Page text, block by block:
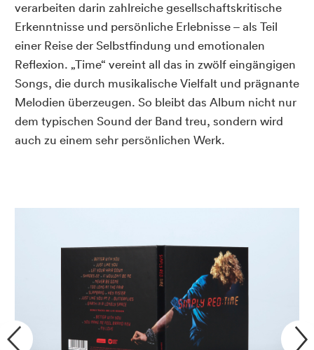
verarbeiten darin zahlreiche gesellschaftskritische
Erkenntnisse und persönliche Erlebnisse – als Teil
einer Reise der Selbstfindung und emotionalen
Reflexion. „Time“ vereint all das in zwölf eingängigen
Songs, die durch musikalische Vielfalt und prägnante
Melodien überzeugen. So bleibt das Album nicht nur
dem typischen Sound der Band treu, sondern wird
auch zu einem sehr persönlichen Werk.